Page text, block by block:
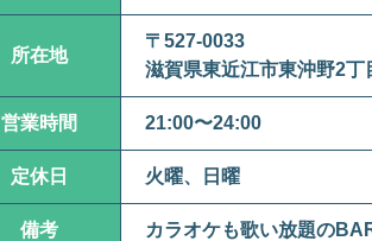
所在地
〒527-0033
滋賀県東近江市東沖野2丁
営業時間 21:00〜24:00
定休日 火曜、日曜
備考 カラオケも歌い放題の